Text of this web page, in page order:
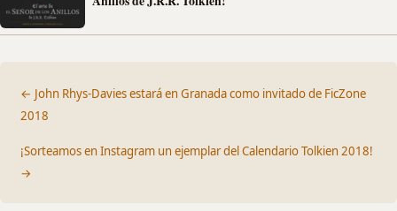
← John Rhys-Davies estará en Granada como invitado de FicZone
2018
¡Sorteamos en Instagram un ejemplar del Calendario Tolkien 2018!
→